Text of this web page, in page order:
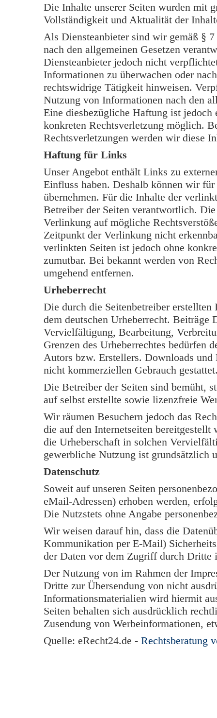
Die Inhalte unserer Seiten wurden mit
Vollständigkeit und Aktualität der
Als Diensteanbieter sind wir gemäß §
nach den allgemeinen Gesetzen
Diensteanbieter jedoch nicht
Informationen zu überwachen oder
rechtswidrige Tätigkeit hinweisen.
Nutzung von Informationen nach den
Eine diesbezügliche Haftung ist
konkreten Rechtsverletzung möglich.
Rechtsverletzungen werden wir diese
Haftung für Links
Unser Angebot enthält Links zu
Einfluss haben. Deshalb können wir
übernehmen. Für die Inhalte der
Betreiber der Seiten verantwortlich.
Verlinkung auf mögliche
Zeitpunkt der Verlinkung nicht
verlinkten Seiten ist jedoch ohne
zumutbar. Bei bekannt werden von
umgehend entfernen.
Urheberrecht
Die durch die Seitenbetreiber
dem deutschen Urheberrecht.
Vervielfältigung, Bearbeitung,
Grenzen des Urheberrechtes bedürfen
Autors bzw. Erstellers. Downloads
nicht kommerziellen Gebrauch
Die Betreiber der Seiten sind bemüht,
auf selbst erstellte sowie lizenzfreie
Wir räumen Besuchern jedoch das
die auf den Internetseiten
die Urheberschaft in solchen
gewerbliche Nutzung ist grundsätzlich
Datenschutz
Soweit auf unseren Seiten
eMail-Adressen) erhoben werden,
Die Nutzstets ohne Angabe
Wir weisen darauf hin, dass die
Kommunikation per E-Mail)
der Daten vor dem Zugriff durch Dritte
Der Nutzung von im Rahmen der
Dritte zur Übersendung von nicht
Informationsmaterialien wird hiermit
Seiten behalten sich ausdrücklich
Zusendung von Werbeinformationen,
Quelle: eRecht24.de - Rechtsberatung